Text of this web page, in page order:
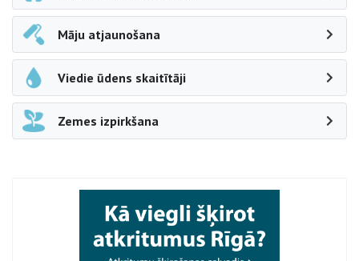
Māju atjaunošana
Viedie ūdens skaitītāji
Zemes izpirkšana